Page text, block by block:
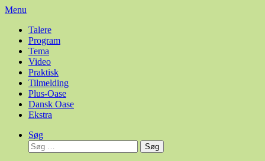
Spring
indhold
Menu
Talere
Program
Tema
Video
Praktisk
Tilmelding
Plus-Oase
Dansk Oase
Ekstra
Søg
Søg
efter: